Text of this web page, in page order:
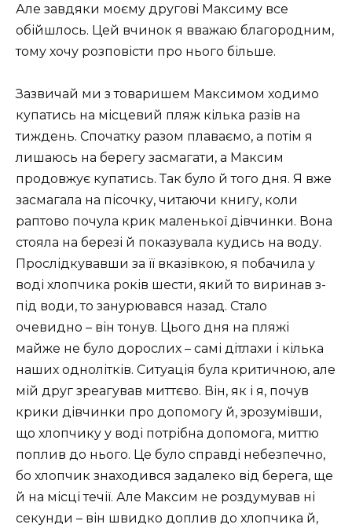
Але завдяки моєму другові Максиму все
обійшлось. Цей вчинок я вважаю благородним,
тому хочу розповісти про нього більше.
Зазвичай ми з товаришем Максимом ходимо
купатись на місцевий пляж кілька разів на
тиждень. Спочатку разом плаваємо, а потім я
лишаюсь на берегу засмагати, а Максим
продовжує купатись. Так було й того дня. Я вже
засмагала на пісочку, читаючи книгу, коли
раптово почула крик маленької дівчинки. Вона
стояла на березі й показувала кудись на воду.
Прослідкувавши за її вказівкою, я побачила у
воді хлопчика років шести, який то виринав з-
під води, то занурювався назад. Стало
очевидно – він тонув. Цього дня на пляжі
майже не було дорослих – самі дітлахи і кілька
наших однолітків. Ситуація була критичною, але
мій друг зреагував миттєво. Він, як і я, почув
крики дівчинки про допомогу й, зрозумівши,
що хлопчику у воді потрібна допомога, миттю
поплив до нього. Це було справді небезпечно,
бо хлопчик знаходився задалеко від берега, ще
й на місці течії. Але Максим не роздумував ні
секунди – він швидко доплив до хлопчика й,